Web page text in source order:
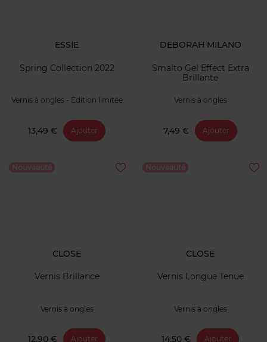
ESSIE
Spring Collection 2022
Vernis à ongles - Édition limitée
13,49 € Ajouter
DEBORAH MILANO
Smalto Gel Effect Extra
Brillante
Vernis à ongles
7,49 € Ajouter
CLOSE
Vernis Brillance
Vernis à ongles
12,90 € Ajouter
CLOSE
Vernis Longue Tenue
Vernis à ongles
14,50 € Ajouter